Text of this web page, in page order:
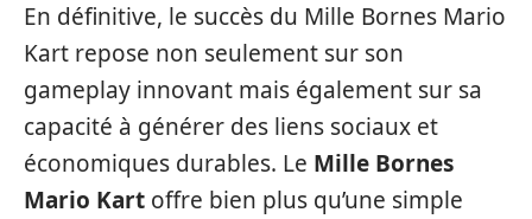
En définitive, le succès du Mille Bornes Mario
Kart repose non seulement sur son
gameplay innovant mais également sur sa
capacité à générer des liens sociaux et
économiques durables. Le Mille Bornes
Mario Kart offre bien plus qu’une simple